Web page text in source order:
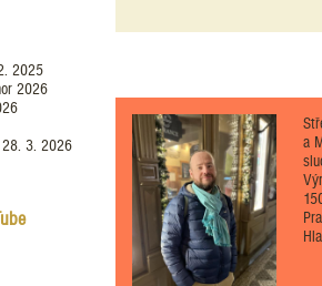
2025
2026
3. 2026
a